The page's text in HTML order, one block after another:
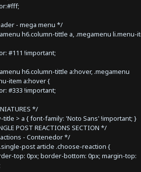
- mega menu */
h6.column-tittle a, .megamenu li.menu-
#111 !important;
h6.column-tittle a:hover, .megamenu
item a:hover {
#333 !important;
*/
title > a { font-family: 'Noto Sans' !important; }
POST REACTIONS SECTION */
- Contenedor */
post article .choose-reaction {
top: 0px; border-bottom: 0px; margin-top: